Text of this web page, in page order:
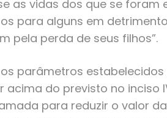
as vidas dos que se
para alguns em
pela perda de seus filhos”.
parâmetros
do previsto no inciso
para reduzir o valor